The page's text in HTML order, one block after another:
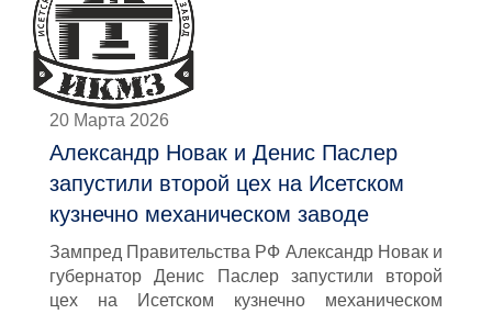
20 Марта 2026
Александр Новак и Денис Паслер
запустили второй цех на Исетском
кузнечно механическом заводе
Зампред Правительства РФ Александр Новак и
губернатор Денис Паслер запустили второй
цех на Исетском кузнечно механическом